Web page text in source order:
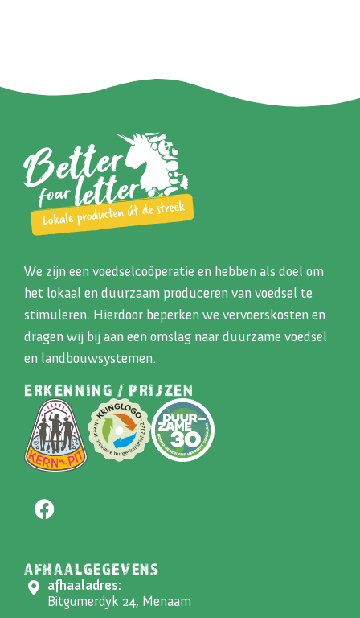
We zijn een voedselcoöperatie en hebben als doel om
het lokaal en duurzaam produceren van voedsel te
stimuleren. Hierdoor beperken we vervoerskosten en
dragen wij bij aan een omslag naar duurzame voedsel
en landbouwsystemen.
ERKENNING / PRIJZEN
AFHAALGEGEVENS
afhaaladres:
Bitgumerdyk 24, Menaam